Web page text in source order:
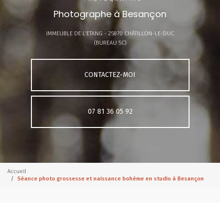
Photographe à Besançon
IMMEUBLE DE L'ETANG - 25870 CHÂTILLON-LE-DUC
(BUREAU 5C)
CONTACTEZ-MOI
07 81 36 05 92
Accueil
Séance photo grossesse et naissance bohème en studio à Besançon